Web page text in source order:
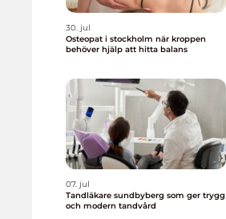
30. jul
Osteopat i stockholm när kroppen
behöver hjälp att hitta balans
07. jul
Tandläkare sundbyberg som ger trygg
och modern tandvård